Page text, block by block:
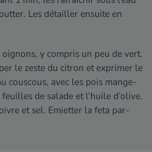
Les détailler ensuite en
y compris un peu de vert.
le zeste du citron et exprimer le
couscous, avec les pois mange-
de salade et l’huile d’olive.
et sel. Emietter la feta par-